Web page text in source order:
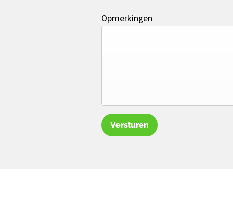
Opmerkingen
Versturen